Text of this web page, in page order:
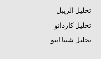
تحليل الريبل
تحليل كاردانو
تحليل شيبا اينو